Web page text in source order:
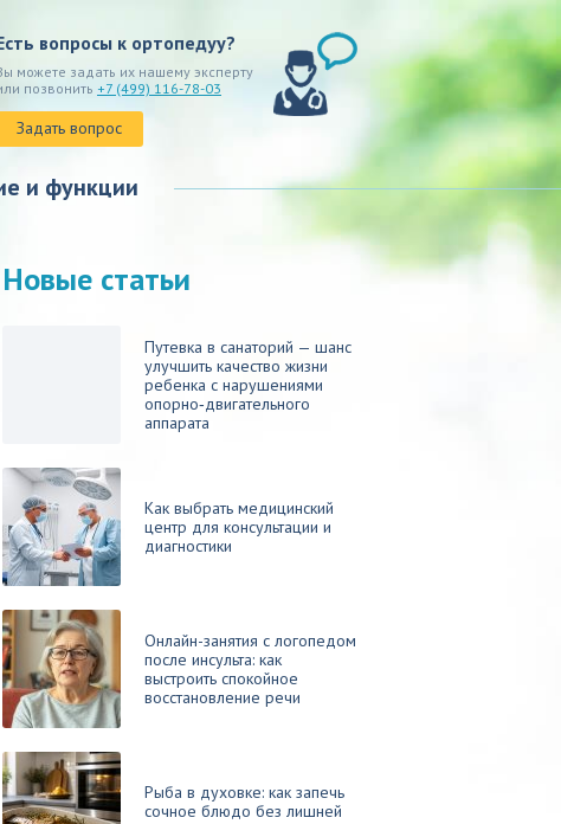
вопросы к ортопедуу?
можете задать их нашему эксперту
позвонить +7 (499) 116-78-03
Задать вопрос
и функции
Новые статьи
Путевка в санаторий — шанс
улучшить качество жизни
ребенка с нарушениями
опорно‑двигательного
аппарата
Как выбрать медицинский
центр для консультации и
диагностики
Онлайн-занятия с логопедом
после инсульта: как
выстроить спокойное
восстановление речи
Рыба в духовке: как запечь
сочное блюдо без лишней